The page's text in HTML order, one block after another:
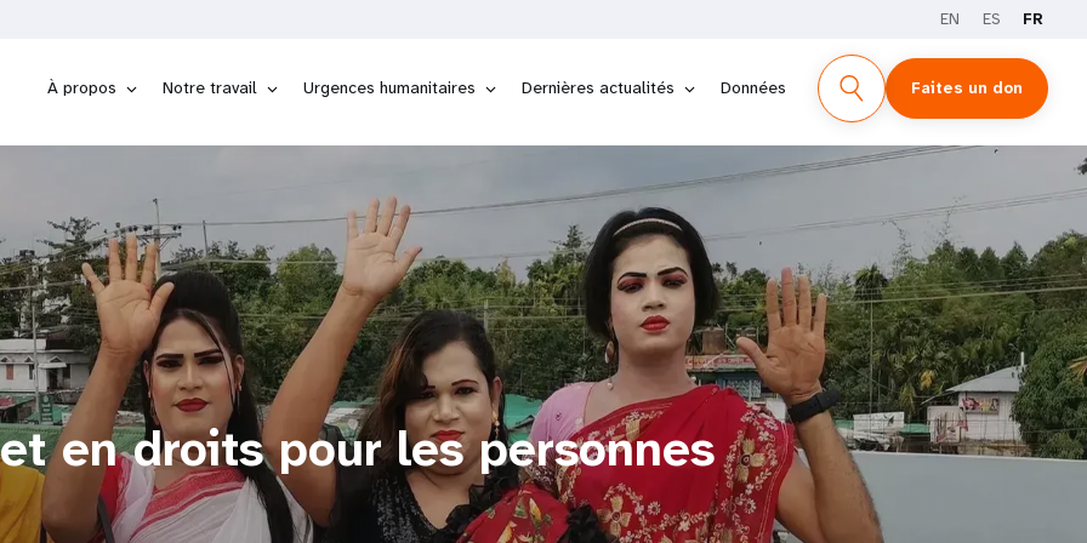
EN ES FR
À propos Notre travail Urgences humanitaires Dernières actualités Données Faites un don
en droits pour les personnes